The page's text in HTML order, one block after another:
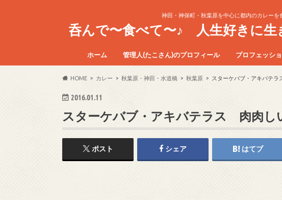
神田・神保町・秋葉原を中心に都内のカレー
呑んで〜食べて〜♪ 人生好きに生
ホーム 管理人(たこさん)のプロフィール プロフェッシ
HOME カレー 秋葉原・神田・水道橋 秋葉原 スターケバブ・アキバテ
2016.01.11
スターケバブ・アキバテラス 肉肉し
ポスト シェア はてブ